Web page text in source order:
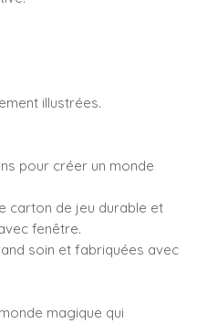
illustrées.
pour créer un monde
carton de jeu durable et
fenêtre.
soin et fabriquées avec
magique qui